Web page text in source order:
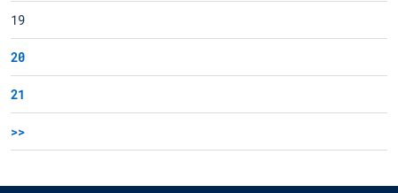
19
20
21
>>